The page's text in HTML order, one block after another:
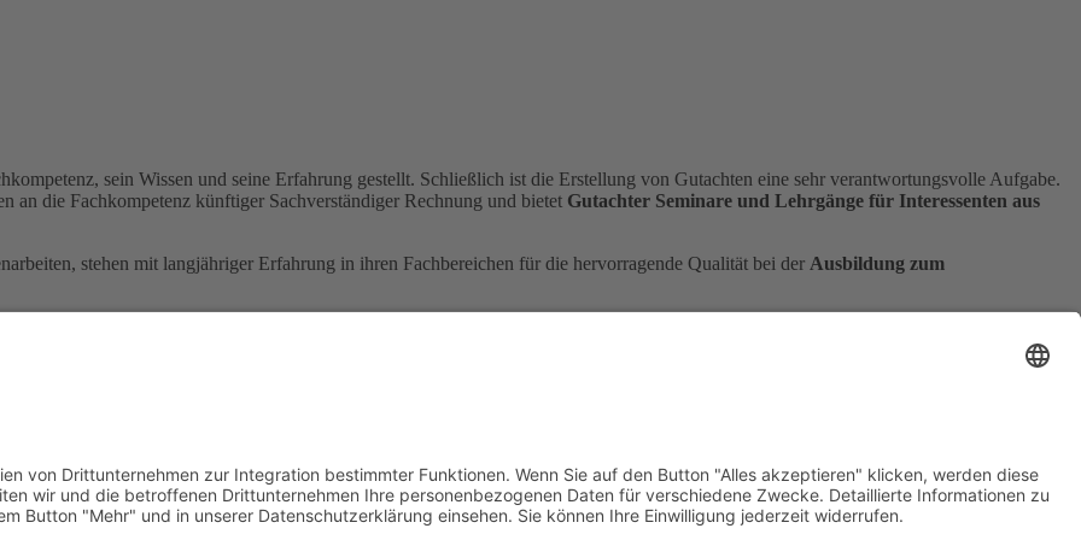
sein Wissen und seine Erfahrung gestellt. Schließlich ist die Erstellung von Gutachten eine sehr verantwortungsvolle Aufgabe.
an die Fachkompetenz künftiger Sachverständiger Rechnung und bietet Gutachter Seminare und Lehrgänge für Interessenten aus
stehen mit langjähriger Erfahrung in ihren Fachbereichen für die hervorragende Qualität bei der Ausbildung zum
finden Sie auch auf Wikipedia. Darunter eine allgemeine Definition, Hinweise zur Ausbildung von Sachverständigen, sowie zur